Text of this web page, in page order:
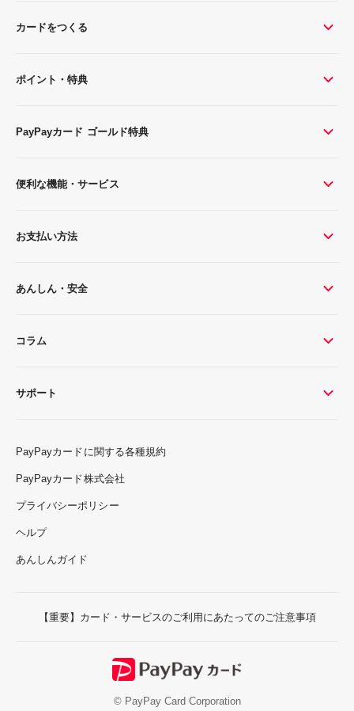
カードをつくる
ポイント・特典
PayPayカード ゴールド特典
便利な機能・サービス
お支払い方法
あんしん・安全
コラム
サポート
PayPayカードに関する各種規約
PayPayカード株式会社
プライバシーポリシー
ヘルプ
あんしんガイド
【重要】カード・サービスのご利用にあたってのご注意事項
© PayPay Card Corporation